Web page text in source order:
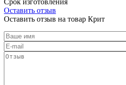
Оставить отзыв
Оставить отзыв на товар Крит